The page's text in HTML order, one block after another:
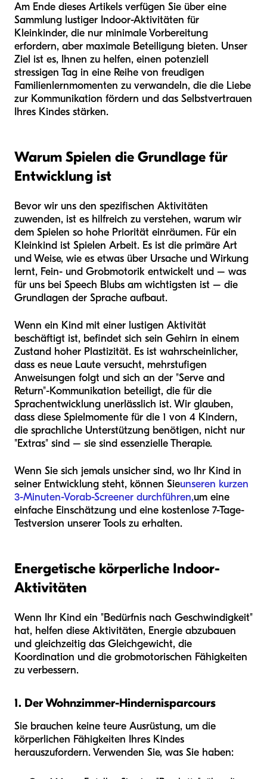
Am Ende dieses Artikels verfügen Sie über eine
Sammlung lustiger Indoor-Aktivitäten für
Kleinkinder, die nur minimale Vorbereitung
erfordern, aber maximale Beteiligung bieten. Unser
Ziel ist es, Ihnen zu helfen, einen potenziell
stressigen Tag in eine Reihe von freudigen
Familienlernmomenten zu verwandeln, die die Liebe
zur Kommunikation fördern und das Selbstvertrauen
Ihres Kindes stärken.
Warum Spielen die Grundlage für
Entwicklung ist
Bevor wir uns den spezifischen Aktivitäten
zuwenden, ist es hilfreich zu verstehen, warum wir
dem Spielen so hohe Priorität einräumen. Für ein
Kleinkind ist Spielen Arbeit. Es ist die primäre Art
und Weise, wie es etwas über Ursache und Wirkung
lernt, Fein- und Grobmotorik entwickelt und – was
für uns bei Speech Blubs am wichtigsten ist – die
Grundlagen der Sprache aufbaut.
Wenn ein Kind mit einer lustigen Aktivität
beschäftigt ist, befindet sich sein Gehirn in einem
Zustand hoher Plastizität. Es ist wahrscheinlicher,
dass es neue Laute versucht, mehrstufigen
Anweisungen folgt und sich an der "Serve and
Return"-Kommunikation beteiligt, die für die
Sprachentwicklung unerlässlich ist. Wir glauben,
dass diese Spielmomente für die 1 von 4 Kindern,
die sprachliche Unterstützung benötigen, nicht nur
"Extras" sind – sie sind essenzielle Therapie.
Wenn Sie sich jemals unsicher sind, wo Ihr Kind in
seiner Entwicklung steht, können Sieunseren kurzen
3-Minuten-Vorab-Screener durchführen,um eine
einfache Einschätzung und eine kostenlose 7-Tage-
Testversion unserer Tools zu erhalten.
Energetische körperliche Indoor-
Aktivitäten
Wenn Ihr Kind ein "Bedürfnis nach Geschwindigkeit"
hat, helfen diese Aktivitäten, Energie abzubauen
und gleichzeitig das Gleichgewicht, die
Koordination und die grobmotorischen Fähigkeiten
zu verbessern.
1. Der Wohnzimmer-Hindernisparcours
Sie brauchen keine teure Ausrüstung, um die
körperlichen Fähigkeiten Ihres Kindes
herauszufordern. Verwenden Sie, was Sie haben: